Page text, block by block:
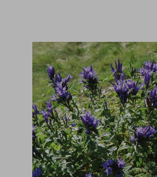
Bergbahnen
Weitere Infos
SOS /